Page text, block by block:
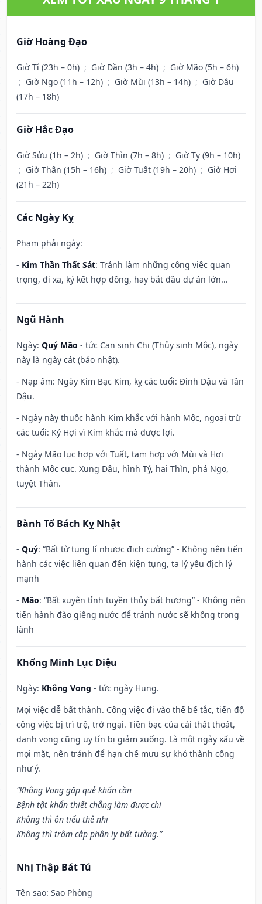
Giờ Hoàng Đạo
Giờ Tí (23h – 0h) ; Giờ Dần (3h – 4h) ; Giờ Mão (5h – 6h)
; Giờ Ngọ (11h – 12h) ; Giờ Mùi (13h – 14h) ; Giờ Dậu
(17h – 18h)
Giờ Hắc Đạo
Giờ Sửu (1h – 2h) ; Giờ Thìn (7h – 8h) ; Giờ Tỵ (9h – 10h)
; Giờ Thân (15h – 16h) ; Giờ Tuất (19h – 20h) ; Giờ Hợi
(21h – 22h)
Các Ngày Kỵ
Phạm phải ngày:
- Kim Thần Thất Sát: Tránh làm những công việc quan
trọng, đi xa, ký kết hợp đồng, hay bắt đầu dự án lớn...
Ngũ Hành
Ngày: Quý Mão - tức Can sinh Chi (Thủy sinh Mộc), ngày
này là ngày cát (bảo nhật).
- Nạp âm: Ngày Kim Bạc Kim, kỵ các tuổi: Đinh Dậu và Tân
Dậu.
- Ngày này thuộc hành Kim khắc với hành Mộc, ngoại trừ
các tuổi: Kỷ Hợi vì Kim khắc mà được lợi.
- Ngày Mão lục hợp với Tuất, tam hợp với Mùi và Hợi
thành Mộc cục. Xung Dậu, hình Tý, hại Thìn, phá Ngọ,
tuyệt Thân.
Bành Tổ Bách Kỵ Nhật
- Quý: “Bất từ tụng lí nhược địch cường” - Không nên tiến
hành các việc liên quan đến kiện tụng, ta lý yếu địch lý
mạnh
- Mão: “Bất xuyên tỉnh tuyền thủy bất hương” - Không nên
tiến hành đào giếng nước để tránh nước sẽ không trong
lành
Khổng Minh Lục Diệu
Ngày: Không Vong - tức ngày Hung.
Mọi việc dễ bất thành. Công việc đi vào thế bế tắc, tiến độ
công việc bị trì trệ, trở ngại. Tiền bạc của cải thất thoát,
danh vọng cũng uy tín bị giảm xuống. Là một ngày xấu về
mọi mặt, nên tránh để hạn chế mưu sự khó thành công
như ý.
“Không Vong gặp quẻ khẩn cần
Bệnh tật khẩn thiết chẳng làm được chi
Không thì ôn tiểu thê nhi
Không thì trộm cắp phân ly bất tường.”
Nhị Thập Bát Tú
Tên sao: Sao Phòng